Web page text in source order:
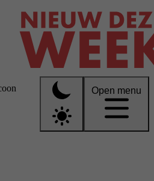
Open menu